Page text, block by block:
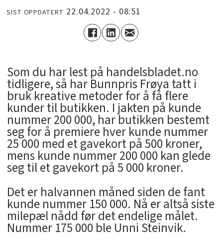
SIST OPPDATERT 22.04.2022 - 08:51
Som du har lest på handelsbladet.no
tidligere, så har Bunnpris Frøya tatt i
bruk kreative metoder for å få flere
kunder til butikken. I jakten på kunde
nummer 200 000, har butikken bestemt
seg for å premiere hver kunde nummer
25 000 med et gavekort på 500 kroner,
mens kunde nummer 200 000 kan glede
seg til et gavekort på 5 000 kroner.
Det er halvannen måned siden de fant
kunde nummer 150 000. Nå er altså siste
milepæl nådd før det endelige målet.
Nummer 175 000 ble Unni Steinvik.